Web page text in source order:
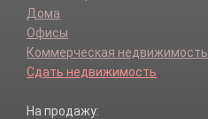
Дома
Офисы
Коммерческая недвижимость
Сдать недвижимость
На продажу: